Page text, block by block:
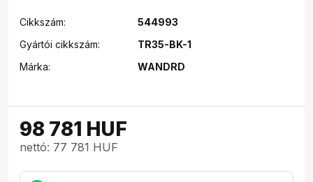
Cikkszám:
544993
Gyártói cikkszám:
TR35-BK-1
Márka:
WANDRD
98 781 HUF
nettó: 77 781 HUF